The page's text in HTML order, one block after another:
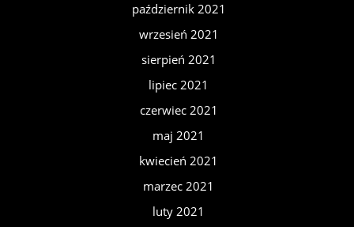
październik 2021
wrzesień 2021
sierpień 2021
lipiec 2021
czerwiec 2021
maj 2021
kwiecień 2021
marzec 2021
luty 2021